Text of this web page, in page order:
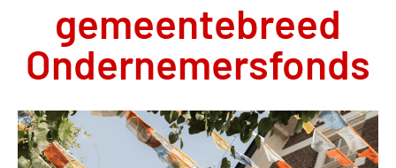
gemeentebreed
Ondernemersfonds